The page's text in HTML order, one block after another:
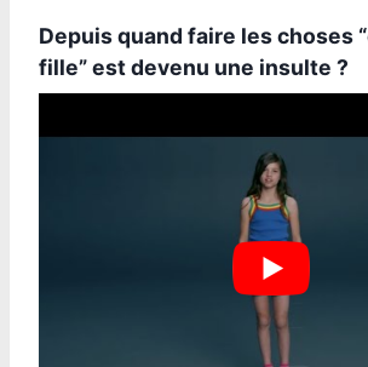
Depuis quand faire les choses
fille” est devenu une insulte ?